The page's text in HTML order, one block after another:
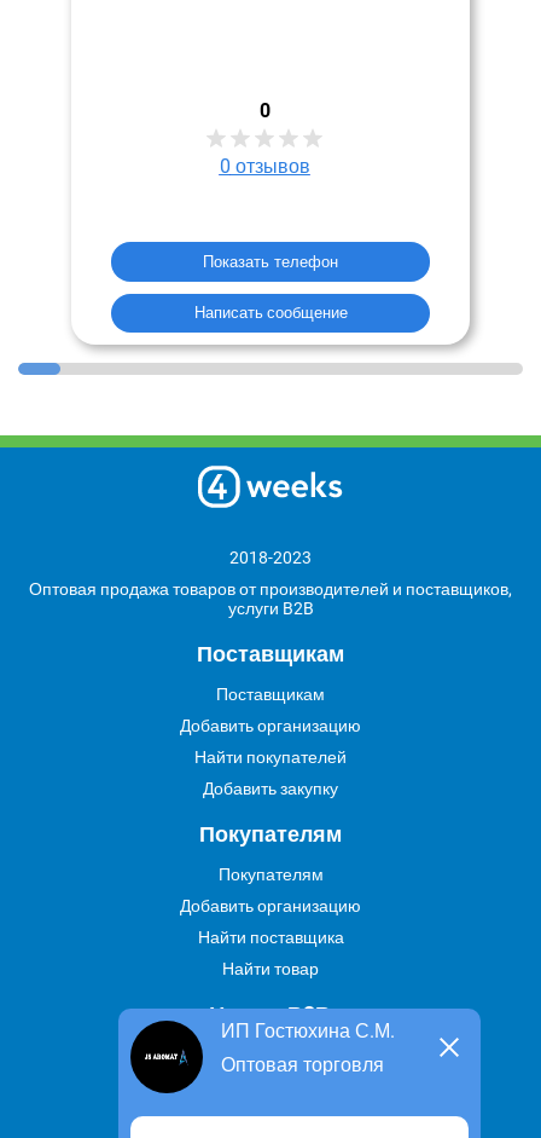
0
0 отзывов
Показать телефон
Написать сообщение
ИП Гостюхина С.М.
Оптовая торговля
2018-2023
Оптовая продажа товаров от производителей и поставщиков,
услуги B2B
Поставщикам
Поставщикам
Добавить организацию
Найти покупателей
Добавить закупку
Покупателям
Покупателям
Добавить организацию
Найти поставщика
Найти товар
Услуги В2В
Найти услугу
Предложить свою услугу
Дропшиппинг